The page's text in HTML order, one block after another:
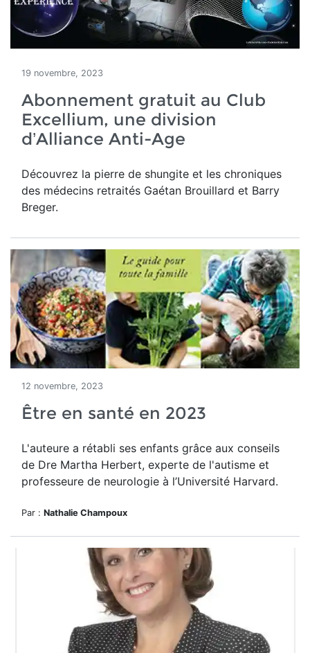
19 novembre, 2023
Abonnement gratuit au Club
Excellium, une division
d’Alliance Anti-Age
Découvrez la pierre de shungite et les chroniques
des médecins retraités Gaétan Brouillard et Barry
Breger.
12 novembre, 2023
Être en santé en 2023
L'auteure a rétabli ses enfants grâce aux conseils
de Dre Martha Herbert, experte de l'autisme et
professeure de neurologie à l’Université Harvard.
Par : Nathalie Champoux